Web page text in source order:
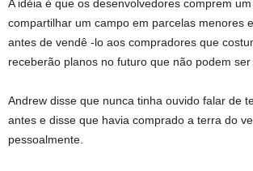
A idéia é que os desenvolvedores comprem
compartilhar um campo em parcelas menores
antes de vendê -lo aos compradores que
receberão planos no futuro que não podem ser
Andrew disse que nunca tinha ouvido falar de
antes e disse que havia comprado a terra do
pessoalmente.